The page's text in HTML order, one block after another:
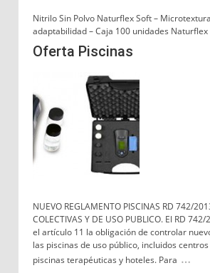
Nitrilo Sin Polvo Naturflex Soft –
adaptabilidad – Caja 100 unidades Naturflex
Oferta Piscinas
NUEVO REGLAMENTO PISCINAS RD 742/
COLECTIVAS Y DE USO PUBLICO. El RD
el artículo 11 la obligación de controlar
las piscinas de uso público, incluidos
piscinas terapéuticas y hoteles. Para …